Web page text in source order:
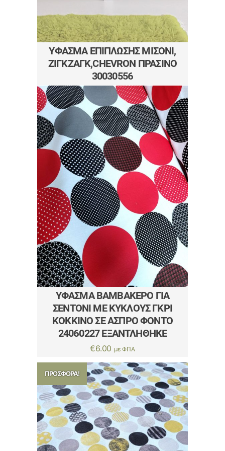
ΎΦΑΣΜΑ ΕΠΊΠΛΩΣΗΣ ΜΙΣΌΝΙ,
ΖΙΓΚΖΆΓΚ,CHEVRON ΠΡΆΣΙΝΟ
30030556
ΎΦΑΣΜΑ ΒΑΜΒΑΚΕΡΌ ΓΙΑ
ΣΕΝΤΌΝΙ ΜΕ ΚΎΚΛΟΥΣ ΓΚΡΊ
ΚΌΚΚΙΝΟ ΣΕ ΆΣΠΡΟ ΦΌΝΤΟ
24060227 ΕΞΑΝΤΛΗΘΗΚΕ
€6.00 με ΦΠΑ
ΠΡΟΣΦΟΡΆ!